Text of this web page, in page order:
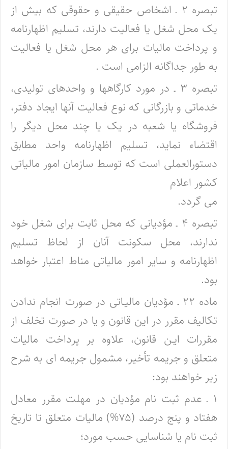
تبصره ۲ ـ اشخاص حقیقی و حقوقی که بیش از
یک محل شغل یا فعالیت دارند، تسلیم اظهارنامه
و پرداخت مالیات برای هر محل شغل یا فعالیت
به طور جداگانه الزامی است .
تبصره ۳ ـ در مورد کارگاهها و واحدهای تولیدی،
خدماتی و بازرگانی که نوع فعالیت آنها ایجاد دفتر،
فروشگاه یا شعبه در یک یا چند محل دیگر را
اقتضاء نماید، تسلیم اظهارنامه واحد مطابق
دستورالعملی است که توسط سازمان امور مالیاتی
کشور اعلام
می گردد.
تبصره ۴ ـ مؤدیانی که محل ثابت برای شغل خود
ندارند، محل سکونت آنان از لحاظ تسلیم
اظهارنامه و سایر امور مالیاتی مناط اعتبار خواهد
بود.
ماده ۲۲ ـ مؤدیان مالیـاتی در صورت انجام ندادن
تکالیف مقرر در این قانون و یا در صورت تخلف از
مقررات ایـن قانون، علاوه بر پرداخت مالیات
متعلق و جریمه تأخیر، مشمول جریمه ای به شرح
زیر خواهند بود:
۱ ـ عدم ثبت نام مؤدیان در مهلت مقرر معادل
هفتاد و پنج درصد (۷۵%) مالیات متعلق تا تاریخ
ثبت نام یا شناسایی حسب مورد؛